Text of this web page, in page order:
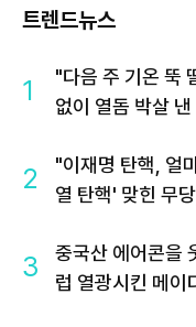
트렌드뉴스
1
"다음 주 기온 뚝
없이 열돔 박살
2
"이재명 탄핵, 얼
열 탄핵' 맞힌 무
3
중국산 에어콘을
럽 열광시킨 메이